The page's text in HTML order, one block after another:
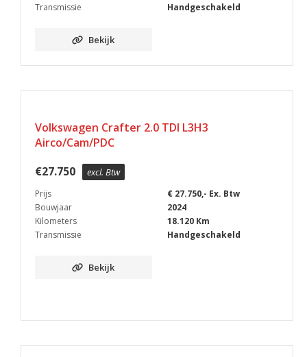
Transmissie
Handgeschakeld
Bekijk
Volkswagen Crafter 2.0 TDI L3H3
Airco/Cam/PDC
€27.750 excl. Btw
Prijs
€ 27.750,- Ex. Btw
Bouwjaar
2024
Kilometers
18.120 Km
Transmissie
Handgeschakeld
Bekijk